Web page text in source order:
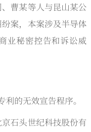
曹某等人与昆山某公
案，本案涉及半导体
业秘密控告和诉讼威
的无效宣告程序。
石头世纪科技股份有